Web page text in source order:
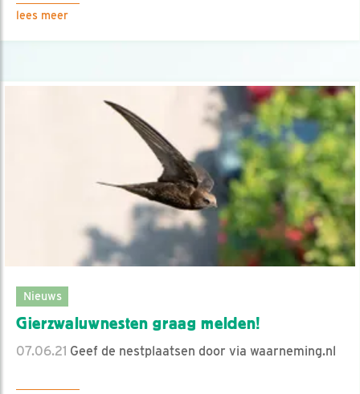
lees meer
Nieuws
Gierzwaluwnesten graag melden!
07.06.21 Geef de nestplaatsen door via waarneming.nl